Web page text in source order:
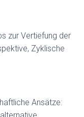
zur Vertiefung der
Zyklische
Ansätze: